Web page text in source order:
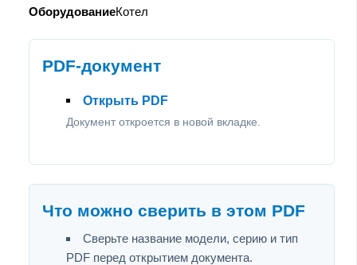
ОборудованиеКотел
PDF-документ
Открыть PDF
Документ откроется в новой вкладке.
Что можно сверить в этом PDF
Сверьте название модели, серию и тип
PDF перед открытием документа.